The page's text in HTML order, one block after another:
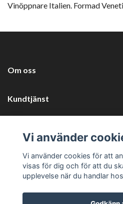
Vinöppnare Italien. Formad
Om oss
Kundtjänst
Sociala medier
Vi använder
Vi använder cookies för att
visas för dig och för att du
upplevelse när du handlar